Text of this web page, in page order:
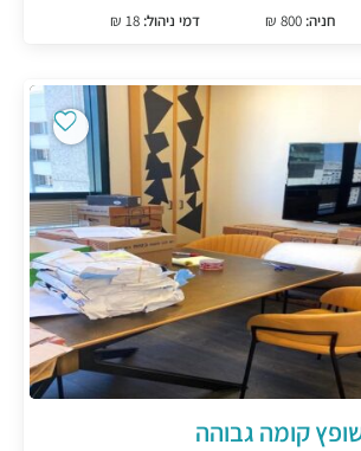
חניה: 800 ₪ דמי ניהול: